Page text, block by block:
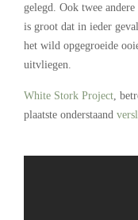
gelegd. Ook twee
is groot dat in ieder
het wild opgegroeide
uitvliegen.
White Stork Project,
plaatste onderstaand